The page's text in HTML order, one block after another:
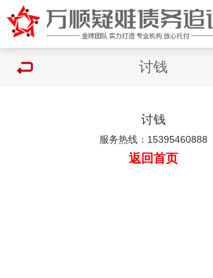
讨钱
讨钱
服务热线：15395460888
返回首页